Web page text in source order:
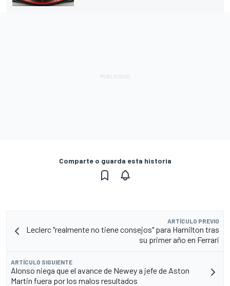
Comparte o guarda esta historia
ARTÍCULO PREVIO
Leclerc "realmente no tiene consejos" para Hamilton tras
su primer año en Ferrari
ARTÍCULO SIGUIENTE
Alonso niega que el avance de Newey a jefe de Aston
Martin fuera por los malos resultados